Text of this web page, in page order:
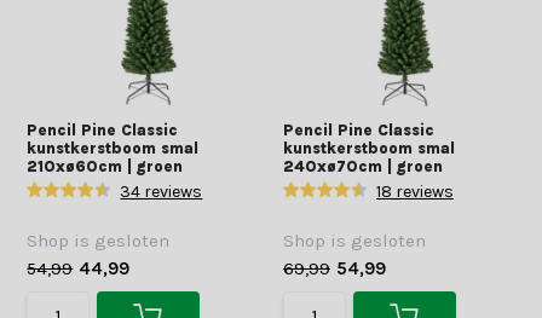
Pencil Pine Classic
kunstkerstboom smal
210xø60cm | groen
34 reviews
Shop is gesloten
54,99 44,99
Pencil Pine Classic
kunstkerstboom smal
240xø70cm | groen
18 reviews
Shop is gesloten
69,99 54,99